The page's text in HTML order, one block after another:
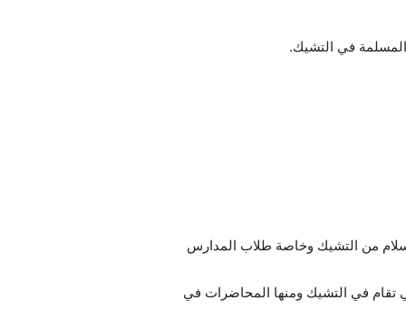
في التشيك.
من التشيك وخاصة طلاب المدارس
تقام في التشيك ومنها المحاضرات في